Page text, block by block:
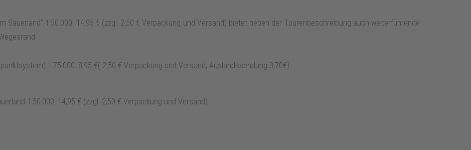
Sauerland" 1:50.000: 14,95 € (zzgl. 2,50 € Verpackung und Versand) bietet neben der Tourenbeschreibung auch weiterführende
1:75.000: 8,95 €( 2,50 € Verpackung und Versand, Auslandssendung 3,70€)
1:50.000: 14,95 € (zzgl. 2,50 € Verpackung und Versand)